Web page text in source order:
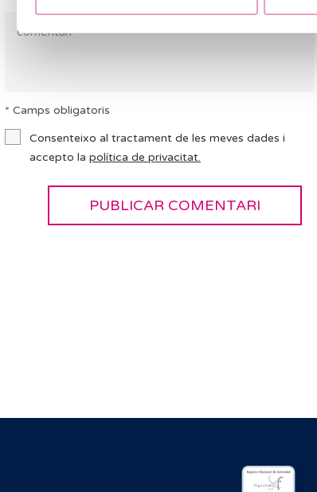
* Camps obligatoris
Consenteixo al tractament de les meves dades i
accepto la política de privacitat.